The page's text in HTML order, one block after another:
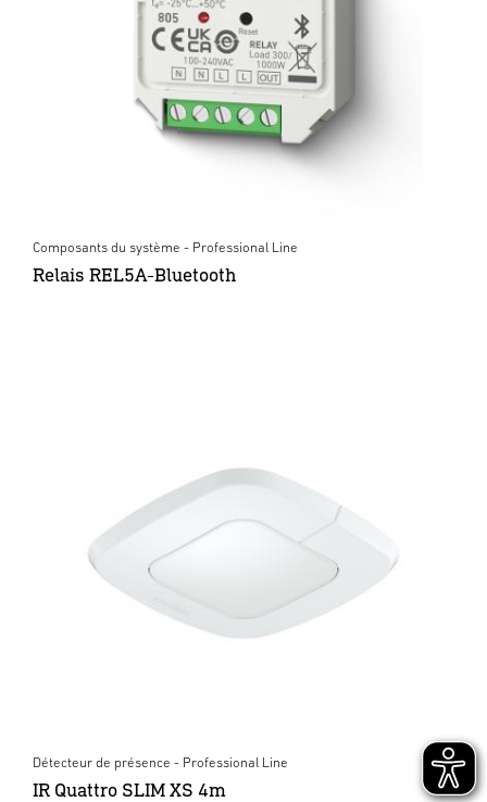
Composants du système - Professional Line
Relais REL5A-Bluetooth
Détecteur de présence - Professional Line
IR Quattro SLIM XS 4m